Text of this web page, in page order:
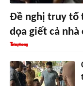
Đề nghị truy tố
dọa giết cả nhà